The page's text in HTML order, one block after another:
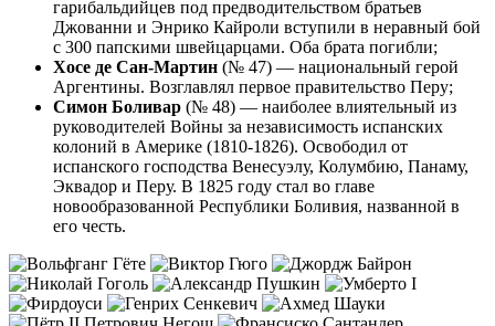
гарибальдийцев под предводительством братьев
Джованни и Энрико Кайроли вступили в неравный бой
с 300 папскими швейцарцами. Оба брата погибли;
Хосе де Сан-Мартин (№ 47) — национальный герой
Аргентины. Возглавлял первое правительство Перу;
Симон Боливар (№ 48) — наиболее влиятельный из
руководителей Войны за независимость испанских
колоний в Америке (1810-1826). Освободил от
испанского господства Венесуэлу, Колумбию, Панаму,
Эквадор и Перу. В 1825 году стал во главе
новообразованной Республики Боливия, названной в
его честь.